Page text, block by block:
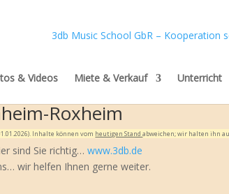
& Videos Miete & Verkauf Unterricht
Roxheim
Inhalte können vom heutigen Standabweichen; wir halten ihn
sind Sie richtig…www.3db.de
wir helfen Ihnen gerne weiter.